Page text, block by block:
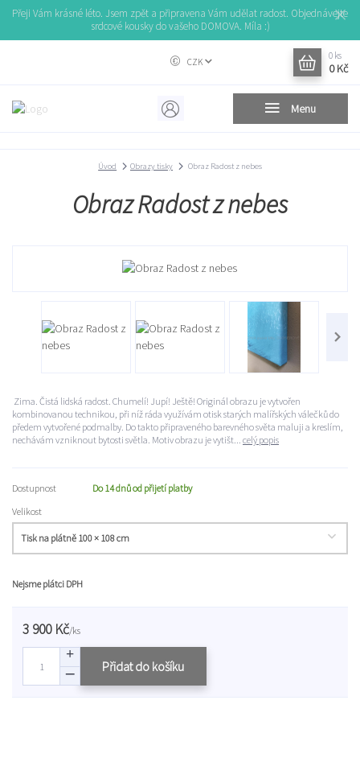
Přeji Vám krásné léto. Jsem zpět a připravena Vám udělat radost. Objednávejte
srdcové kousky do vašeho DOMOVA. Míla :)
Menu
CZK
0 ks
0 Kč
Úvod Obrazy tisky Obraz Radost z nebes
Obraz Radost z nebes
Zima. Čistá lidská radost. Chumelí! Jupí! Ještě! Originál obrazu je vytvořen
kombinovanou technikou, při níž ráda využívám otisk starých malířských válečků do
předem vytvořené podmalby. Do takto připraveného barevného světa maluji a kreslím,
nechávám vzniknout bytosti světla. Motiv obrazu je vytišt... celý popis
Dostupnost
Do 14 dnů od přijetí platby
Velikost
Nejsme plátci DPH
3 900 Kč/ks
Přidat do košíku